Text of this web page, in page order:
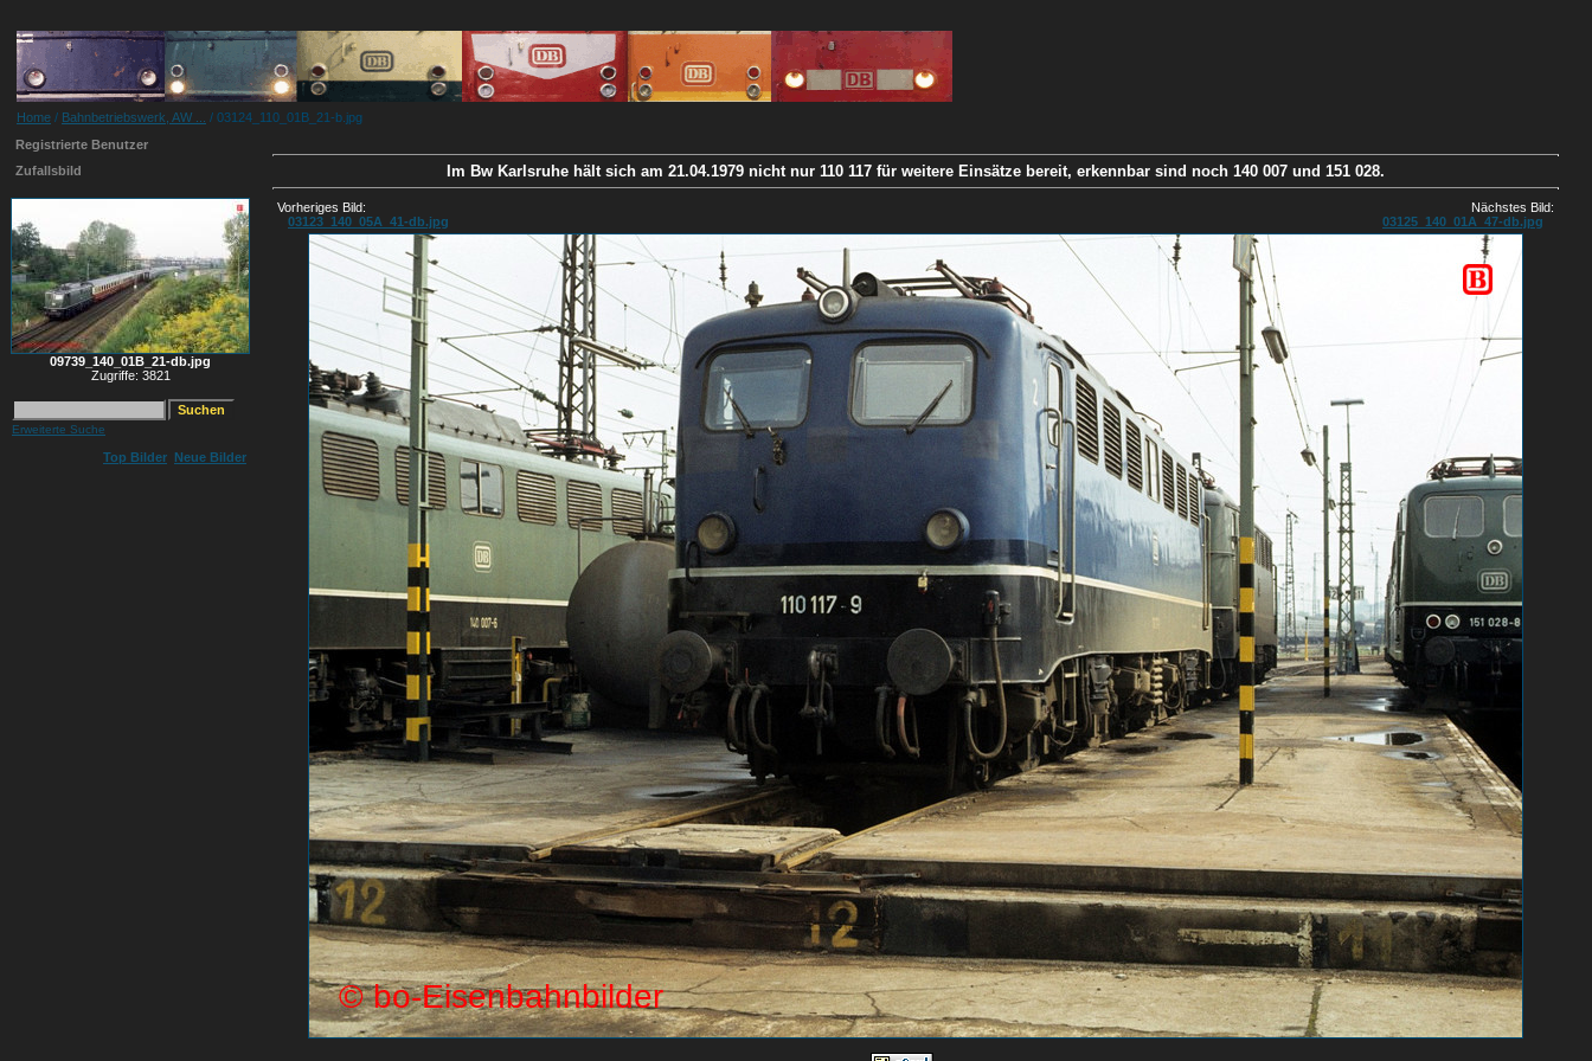
Home / Bahnbetriebswerk, AW ...
/ 03124_110_01B_21-b.jpg
Registrierte Benutzer
Zufallsbild
09739_140_01B_21-db.jpg
Zugriffe: 3821
Erweiterte Suche
Top Bilder Neue Bilder
Im Bw Karlsruhe hält sich am 21.04.1979 nicht nur 110 117 für weitere Einsätze bereit, erkennbar sind noch 140 007 und 151 028.
Vorheriges Bild:
03123_140_05A_41-db.jpg
Nächstes Bild:
03125_140_01A_47-db.jpg